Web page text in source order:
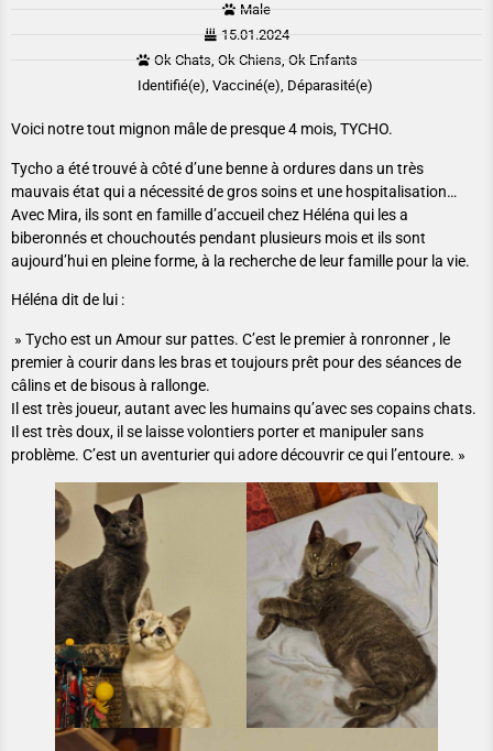
Male
15.01.2024
Ok Chats, Ok Chiens, Ok Enfants
Identifié(e), Vacciné(e), Déparasité(e)
Voici notre tout mignon mâle de presque 4 mois, TYCHO.
Tycho a été trouvé à côté d’une benne à ordures dans un très
mauvais état qui a nécessité de gros soins et une hospitalisation…
Avec Mira, ils sont en famille d’accueil chez Héléna qui les a
biberonnés et chouchoutés pendant plusieurs mois et ils sont
aujourd’hui en pleine forme, à la recherche de leur famille pour la vie.
Héléna dit de lui :
» Tycho est un Amour sur pattes. C’est le premier à ronronner , le
premier à courir dans les bras et toujours prêt pour des séances de
câlins et de bisous à rallonge.
Il est très joueur, autant avec les humains qu’avec ses copains chats.
Il est très doux, il se laisse volontiers porter et manipuler sans
problème. C’est un aventurier qui adore découvrir ce qui l’entoure. »